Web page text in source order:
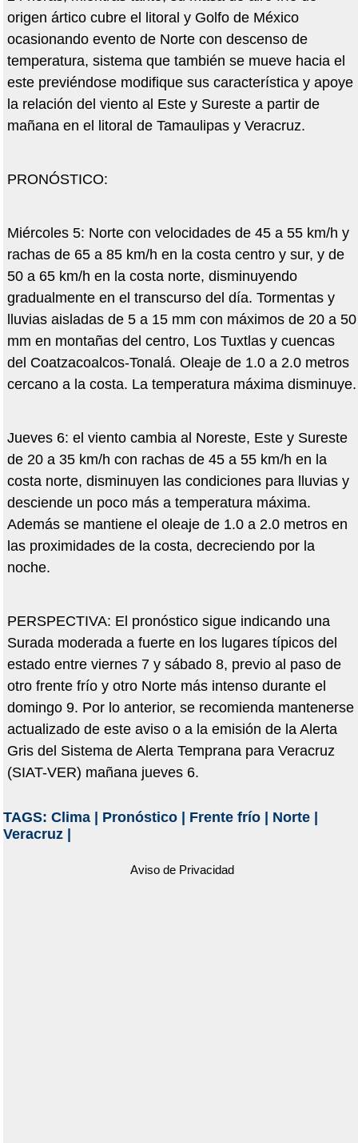
origen ártico cubre el litoral y Golfo de México
ocasionando evento de Norte con descenso de
temperatura, sistema que también se mueve hacia el
este previéndose modifique sus característica y apoye
la relación del viento al Este y Sureste a partir de
mañana en el litoral de Tamaulipas y Veracruz.
PRONÓSTICO:
Miércoles 5: Norte con velocidades de 45 a 55 km/h y
rachas de 65 a 85 km/h en la costa centro y sur, y de
50 a 65 km/h en la costa norte, disminuyendo
gradualmente en el transcurso del día. Tormentas y
lluvias aisladas de 5 a 15 mm con máximos de 20 a 50
mm en montañas del centro, Los Tuxtlas y cuencas
del Coatzacoalcos-Tonalá. Oleaje de 1.0 a 2.0 metros
cercano a la costa. La temperatura máxima disminuye.
Jueves 6: el viento cambia al Noreste, Este y Sureste
de 20 a 35 km/h con rachas de 45 a 55 km/h en la
costa norte, disminuyen las condiciones para lluvias y
desciende un poco más a temperatura máxima.
Además se mantiene el oleaje de 1.0 a 2.0 metros en
las proximidades de la costa, decreciendo por la
noche.
PERSPECTIVA: El pronóstico sigue indicando una
Surada moderada a fuerte en los lugares típicos del
estado entre viernes 7 y sábado 8, previo al paso de
otro frente frío y otro Norte más intenso durante el
domingo 9. Por lo anterior, se recomienda mantenerse
actualizado de este aviso o a la emisión de la Alerta
Gris del Sistema de Alerta Temprana para Veracruz
(SIAT-VER) mañana jueves 6.
TAGS: Clima| Pronóstico| Frente frío| Norte|
Veracruz|
Aviso de Privacidad